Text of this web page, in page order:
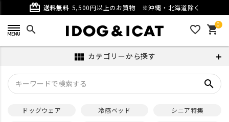
card_giftcard 送料無料 5,500円以上のお買物 ※沖縄・北海道除く
search favorite_outline 0
shopping_cart
view_module カテゴリーから探す
search
ドッグウェア 冷感ベッド
シニア特集